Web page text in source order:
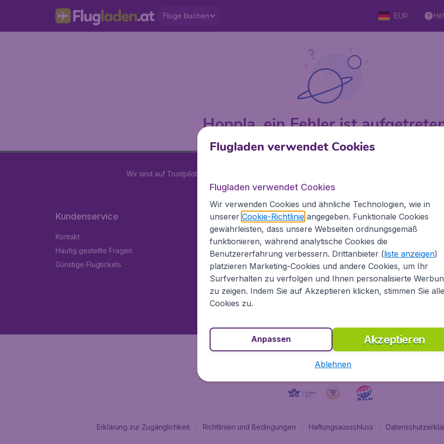
Flüge buchen EUR
Hoppla, ein Fehler ist
Wir sind auf Trustpilot mit
Kundenservice
Kontakt
Häufig gestellte Fragen
Günstige Flugtickets
Flugladen.at
Über Flugladen.at
Rechtliche Informationen
Impressum
Partnerprogramm
Stellenangebote
Erklärung zur Zugänglichkeit Richtlinien und Bedingungen Haftungsausschluss
Flugladen verwendet Cookies
Flugladen verwendet Cookies
Wir verwenden Cookies und ähnliche Technologien, wie in
unserer Cookie-Richtlinieangegeben. Funktionale Cookies
gewährleisten, dass unsere Webseiten ordnungsgemäß
funktionieren, während analytische Cookies die
Benutzererfahrung verbessern. Drittanbieter (liste anzeigen)
platzieren Marketing-Cookies und andere Cookies, um Ihr
Surfverhalten zu verfolgen und Ihnen personalisierte
zu zeigen. Indem Sie auf Akzeptieren klicken, stimmen Sie
Cookies zu.
Akzeptieren
Anpassen
Ablehnen